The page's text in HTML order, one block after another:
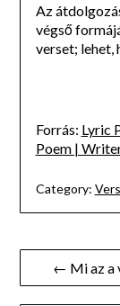
Az
végső
verset; lehet,
Forrás: Lyric
Poem |
Category:
Bejegyzés
navigáció
← Mi az a